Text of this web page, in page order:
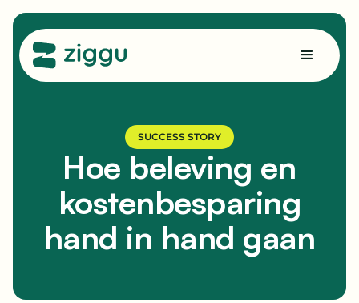
SUCCESS STORY
Hoe beleving en
kostenbesparing
hand in hand gaan